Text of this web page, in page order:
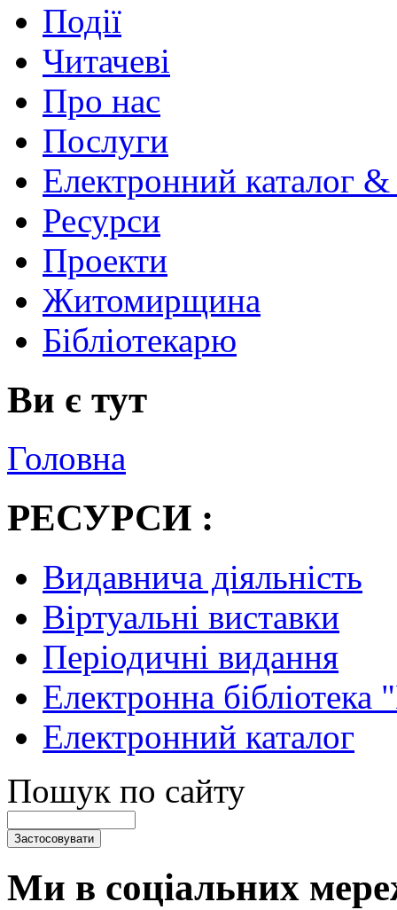
Події
Читачеві
Про нас
Послуги
Електронний каталог
Ресурси
Проекти
Житомирщина
Бібліотекарю
Ви є тут
Головна
РЕСУРСИ :
Видавнича діяльність
Віртуальні виставки
Періодичні видання
Електронна
Електронний каталог
Пошук по сайту
Ми в соціальних